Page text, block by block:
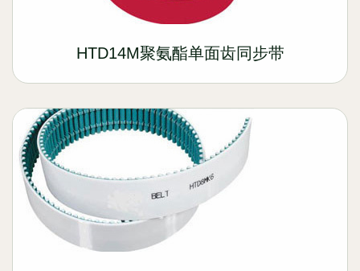
HTD14M聚氨酯单面齿同步带